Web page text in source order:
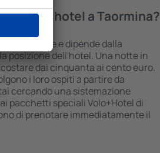
in un hotel a Taormina?
può variare e dipende dalla
posizione dell'hotel. Una notte in
dai cinquanta ai cento euro.
i loro ospiti a partire da
cercando una sistemazione
pacchetti speciali Volo+Hotel di
di prenotare immediatamente il